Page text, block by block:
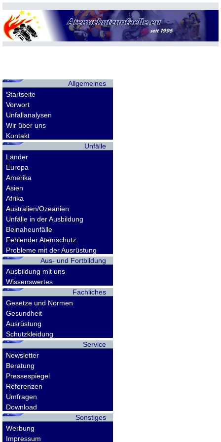
Allgemeines
Startseite
Vorwort
Unfallanalysen
Wir über uns
Kontakt
Unfälle
Länder
Europa
Amerika
Asien
Afrika
Australien/Ozeanien
Unfälle in der Ausbildung
Beinaheunfälle
Fehlender Atemschutz
Probleme mit der Ausrüstung
Aus- und Fortbildung
Ausbildung mit uns
Wissenswertes
Fachliches
Gesetze und Normen
Gesundheit
Ausrüstung
Schutzkleidung
Service
Newsletter
Beratung
Pressespiegel
Referenzen
Umfragen
Download
Sonstiges
Werbung
Impressum